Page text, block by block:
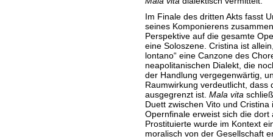
Im Finale des dritten Akts fasst
seines Komponierens
Perspektive auf die gesamte
eine Soloszene. Cristina ist
lontano“ eine Canzone des
neapolitanischen Dialekt, die
der Handlung vergegenwärtig,
Raumwirkung verdeutlicht, dass
ausgegrenzt ist. Mala vita
Duett zwischen Vito und
Opernfinale erweist sich die
Prostituierte wurde im Kontext
moralisch von der Gesellschaft